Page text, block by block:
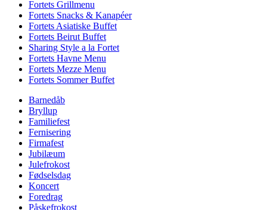
Fortets Grillmenu
Fortets Snacks & Kanapéer
Fortets Asiatiske Buffet
Fortets Beirut Buffet
Sharing Style a la Fortet
Fortets Havne Menu
Fortets Mezze Menu
Fortets Sommer Buffet
Barnedåb
Bryllup
Familiefest
Fernisering
Firmafest
Jubilæum
Julefrokost
Fødselsdag
Koncert
Foredrag
Påskefrokost